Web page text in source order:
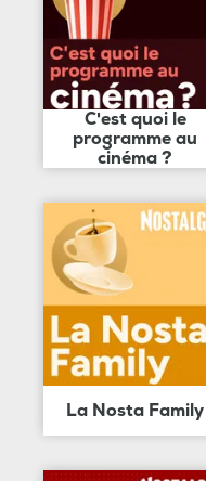
C'est quoi le
programme au
cinéma ?
La Nosta Family